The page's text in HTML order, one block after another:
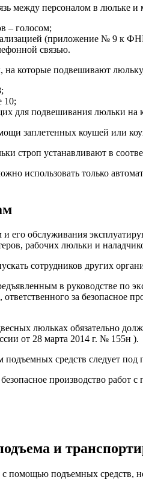
между персоналом в люльке
– голосом;
(приложение № 9 к
связью.
на которые подвешивают
10;
для подвешивания люльки на
заплетенных коушей или
строп устанавливают в
использовать только
его обслуживания
рабочих люльки и
сотрудников других
в руководстве по
за безопасное
люльках обязательно
от 28 марта 2014 г. № 155н ).
подъемных средств следует
производство работ
и
помощью подъемных средств,